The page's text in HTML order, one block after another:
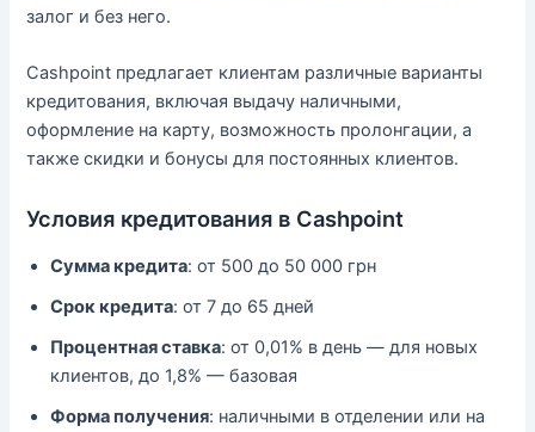
залог и без него.
Cashpoint предлагает клиентам различные варианты
кредитования, включая выдачу наличными,
оформление на карту, возможность пролонгации, а
также скидки и бонусы для постоянных клиентов.
Условия кредитования в Cashpoint
Сумма кредита: от 500 до 50 000 грн
Срок кредита: от 7 до 65 дней
Процентная ставка: от 0,01% в день — для новых
клиентов, до 1,8% — базовая
Форма получения: наличными в отделении или на